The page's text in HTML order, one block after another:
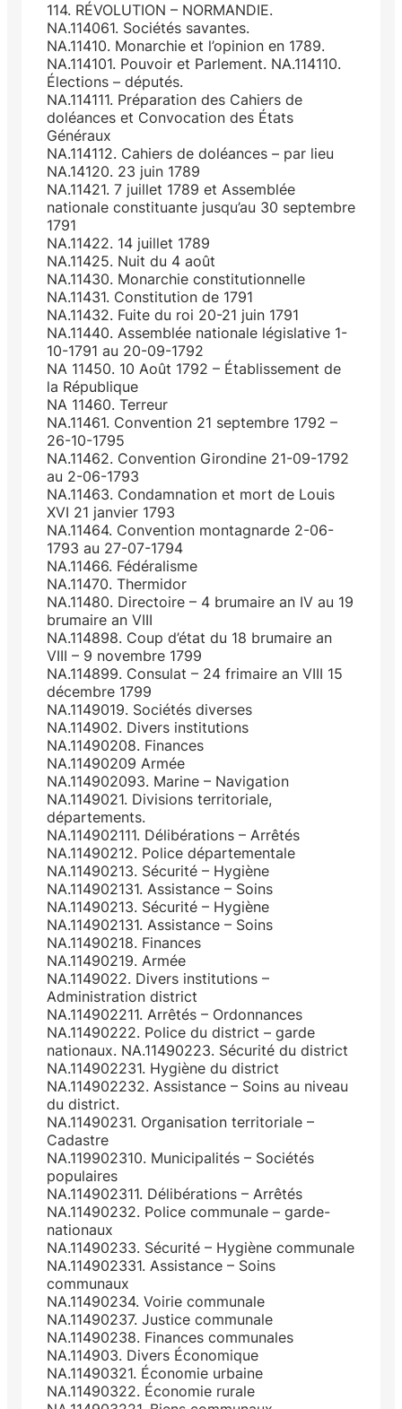
114. RÉVOLUTION – NORMANDIE.
NA.114061. Sociétés savantes.
NA.11410. Monarchie et l’opinion en 1789.
NA.114101. Pouvoir et Parlement. NA.114110.
Élections – députés.
NA.114111. Préparation des Cahiers de
doléances et Convocation des États
Généraux
NA.114112. Cahiers de doléances – par lieu
NA.14120. 23 juin 1789
NA.11421. 7 juillet 1789 et Assemblée
nationale constituante jusqu’au 30 septembre
1791
NA.11422. 14 juillet 1789
NA.11425. Nuit du 4 août
NA.11430. Monarchie constitutionnelle
NA.11431. Constitution de 1791
NA.11432. Fuite du roi 20-21 juin 1791
NA.11440. Assemblée nationale législative 1-
10-1791 au 20-09-1792
NA 11450. 10 Août 1792 – Établissement de
la République
NA 11460. Terreur
NA.11461. Convention 21 septembre 1792 –
26-10-1795
NA.11462. Convention Girondine 21-09-1792
au 2-06-1793
NA.11463. Condamnation et mort de Louis
XVI 21 janvier 1793
NA.11464. Convention montagnarde 2-06-
1793 au 27-07-1794
NA.11466. Fédéralisme
NA.11470. Thermidor
NA.11480. Directoire – 4 brumaire an IV au 19
brumaire an VIII
NA.114898. Coup d’état du 18 brumaire an
VIII – 9 novembre 1799
NA.114899. Consulat – 24 frimaire an VIII 15
décembre 1799
NA.1149019. Sociétés diverses
NA.114902. Divers institutions
NA.11490208. Finances
NA.11490209 Armée
NA.114902093. Marine – Navigation
NA.1149021. Divisions territoriale,
départements.
NA.114902111. Délibérations – Arrêtés
NA.11490212. Police départementale
NA.11490213. Sécurité – Hygiène
NA.114902131. Assistance – Soins
NA.11490213. Sécurité – Hygiène
NA.114902131. Assistance – Soins
NA.11490218. Finances
NA.11490219. Armée
NA.1149022. Divers institutions –
Administration district
NA.114902211. Arrêtés – Ordonnances
NA.11490222. Police du district – garde
nationaux. NA.11490223. Sécurité du district
NA.114902231. Hygiène du district
NA.114902232. Assistance – Soins au niveau
du district.
NA.11490231. Organisation territoriale –
Cadastre
NA.119902310. Municipalités – Sociétés
populaires
NA.114902311. Délibérations – Arrêtés
NA.11490232. Police communale – garde-
nationaux
NA.11490233. Sécurité – Hygiène communale
NA.114902331. Assistance – Soins
communaux
NA.11490234. Voirie communale
NA.11490237. Justice communale
NA.11490238. Finances communales
NA.114903. Divers Économique
NA.11490321. Économie urbaine
NA.11490322. Économie rurale